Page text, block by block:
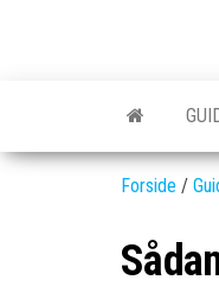
online.dk
GEAR
og
nyeste
Forside /